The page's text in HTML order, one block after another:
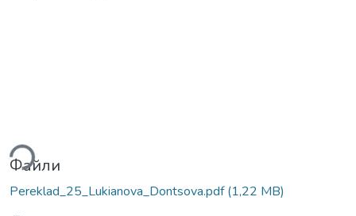
Файли
Pereklad_25_Lukianova_Dontsova.pdf(1,22 MB)